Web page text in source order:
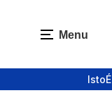
Menu
IstoÉ